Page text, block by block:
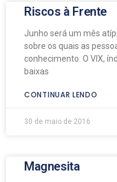
Riscos à Frente
Junho será um mês
sobre os quais as
conhecimento. O VIX,
baixas
CONTINUAR LENDO
30 de maio de 2016
Magnesita